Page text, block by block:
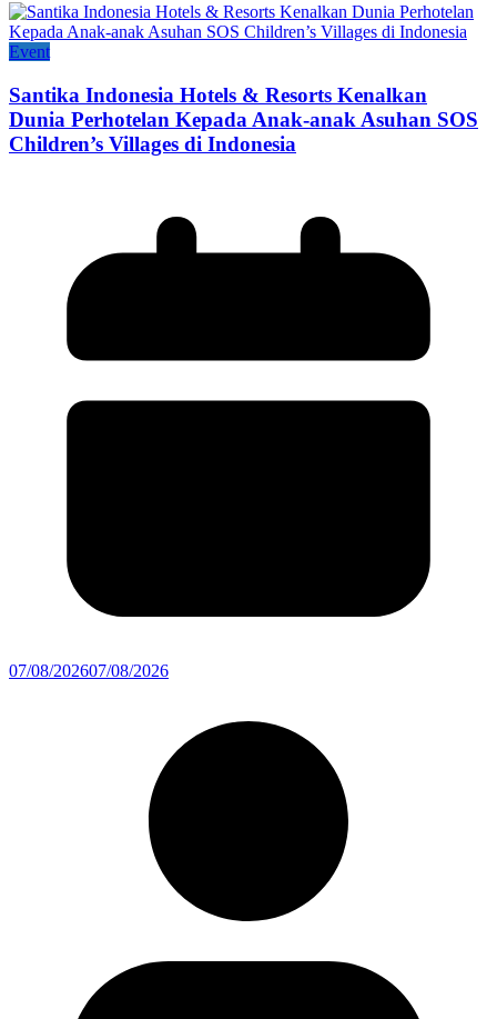
Event
Santika Indonesia Hotels & Resorts Kenalkan
Dunia Perhotelan Kepada Anak-anak Asuhan SOS
Children’s Villages di Indonesia
07/08/202607/08/2026